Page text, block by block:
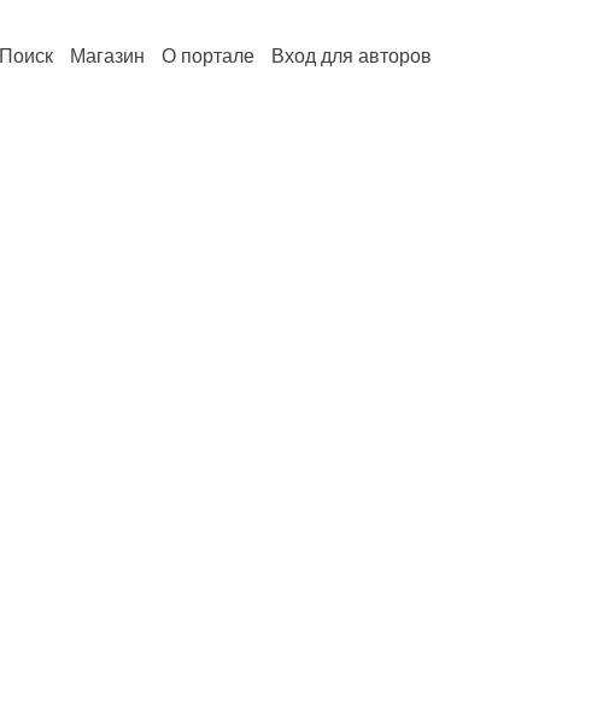
Поиск Магазин О портале Вход для авторов